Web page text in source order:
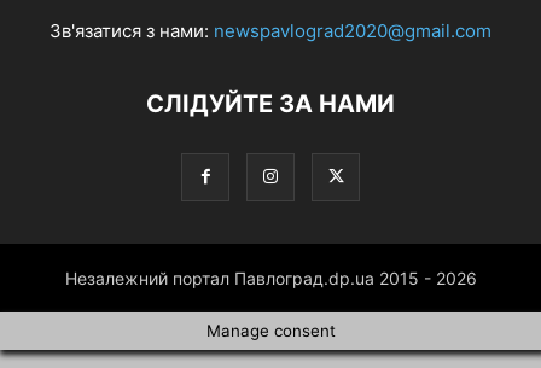
Зв'язатися з нами: newspavlograd2020@gmail.com
СЛІДУЙТЕ ЗА НАМИ
Незалежний портал Павлоград.dp.ua 2015 - 2026
Manage consent